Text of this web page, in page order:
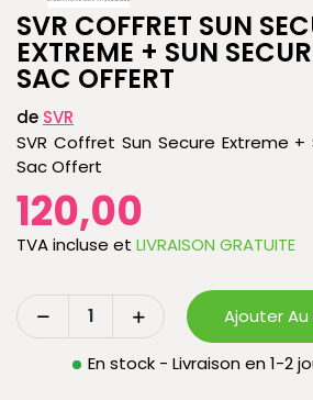
SVR COFFRET SUN
EXTREME + SUN
SAC OFFERT
de SVR
SVR Coffret Sun Secure Extreme +
Sac Offert
120,00
TVA incluse et LIVRAISON GRATUITE
Ajouter Au
En stock - Livraison en 1-2